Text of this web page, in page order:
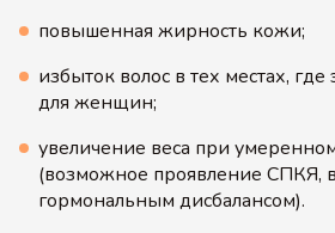
повышенная жирность кожи;
избыток волос в тех местах,
для женщин;
увеличение веса при
(возможное проявление СПКЯ,
гормональным дисбалансом).